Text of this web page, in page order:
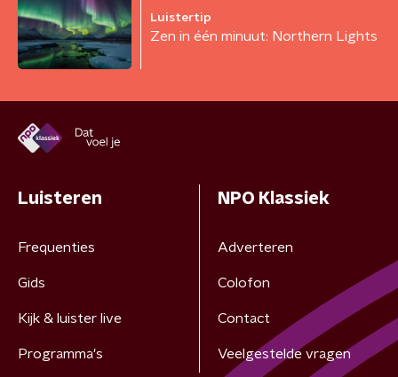
Luistertip
Zen in één minuut: Northern Lights
Luisteren
Frequenties
Gids
Kijk & luister live
Programma's
NPO Klassiek
Adverteren
Colofon
Contact
Veelgestelde vragen